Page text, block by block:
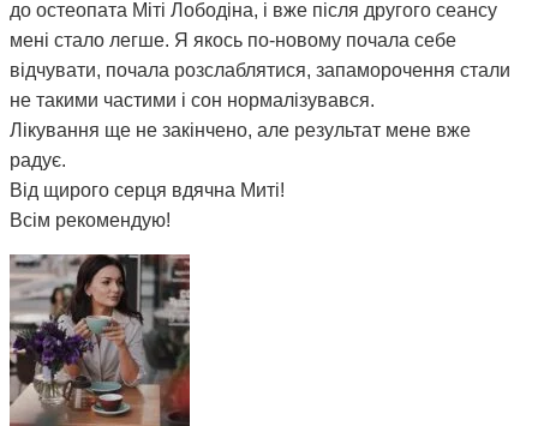
до остеопата Міті Лободіна, і вже після другого сеансу
мені стало легше. Я якось по-новому почала себе
відчувати, почала розслаблятися, запаморочення стали
не такими частими і сон нормалізувався.
Лікування ще не закінчено, але результат мене вже
радує.
Від щирого серця вдячна Миті!
Всім рекомендую!